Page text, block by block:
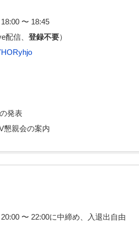
〜 18:45
配信、 登録不要）
発表
親会の案内
〜 22:00に中締め、入退出自由